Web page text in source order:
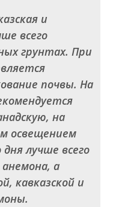
и
всего
грунтах. При
почвы. На
на
освещением
лучше всего
а
кавказской и